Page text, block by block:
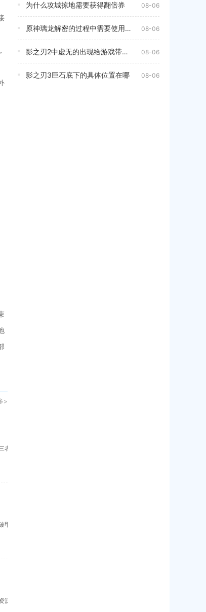
>
者
甲
源
为什么攻城掠地需要获得翻倍券 08-06
原神璃龙解密的过程中需要使用哪些物品 08-06
影之刃2中虚无的出现给游戏带来了什么 08-06
影之刃3巨石底下的具体位置在哪 08-06